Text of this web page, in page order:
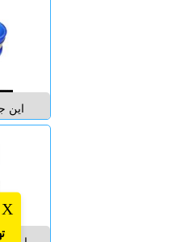
از
شود.
این
توربو
و
X